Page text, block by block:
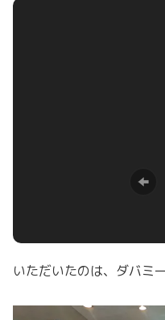
いただいたのは、ダバミ